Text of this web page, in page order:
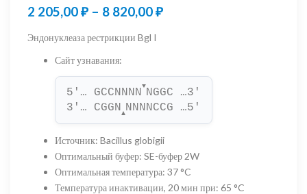
2 205,00₽ – 8 820,00₽Диапазон
205,00 ₽
–
8
820,00 ₽
Эндонуклеаза рестрикции Bgl I
Сайт узнавания:
5'… GCCNNNN
▼
NGGC …3'
3'… CGGN▲NNNNCCG …5'
Источник: Bacillus globigii
Оптимальный буфер: SE-буфер 2W
Оптимальная температура: 37 °C
Температура инактивации, 20 мин при: 65 °C